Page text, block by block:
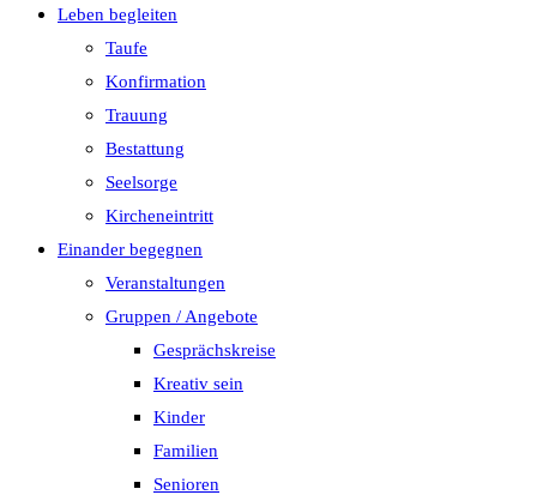
Leben begleiten
Taufe
Konfirmation
Trauung
Bestattung
Seelsorge
Kircheneintritt
Einander begegnen
Veranstaltungen
Gruppen / Angebote
Gesprächskreise
Kreativ sein
Kinder
Familien
Senioren